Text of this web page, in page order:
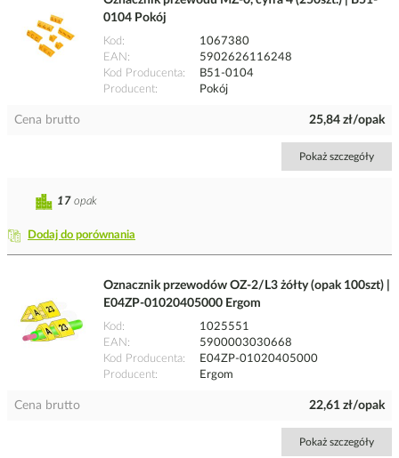
0104 Pokój
Kod
1067380
EAN
5902626116248
Kod Producenta
B51-0104
Producent
Pokój
Cena brutto 25,84 zł/opak
Pokaż szczegóły
Dodaj do porównania
17 opak
Oznacznik przewodów OZ-2/L3 żółty (opak 100szt) |
E04ZP-01020405000 Ergom
Kod
1025551
EAN
5900003030668
Kod Producenta
E04ZP-01020405000
Producent
Ergom
Cena brutto 22,61 zł/opak
Pokaż szczegóły